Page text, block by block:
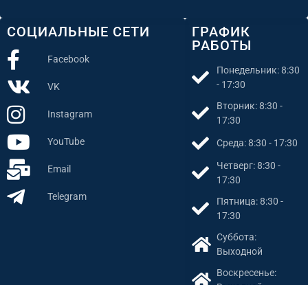
ГРАФИК
РАБОТЫ
Понедельник: 8:30
- 17:30
Вторник: 8:30 -
17:30
Среда: 8:30 - 17:30
Четверг: 8:30 -
17:30
Пятница: 8:30 -
17:30
Суббота:
Выходной
Воскресенье:
СОЦИАЛЬНЫЕ СЕТИ
Facebook
VK
Instagram
YouTube
Email
Telegram